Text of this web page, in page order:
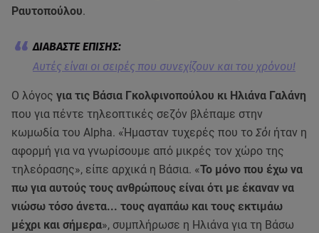
Ραυτοπούλου.
Αυτές είναι οι σειρές που συνεχίζουν και του χρόνου!
Ο λόγος για τις Βάσια Γκολφινοπούλου κι Ηλιάνα Γαλάνη
που για πέντε τηλεοπτικές σεζόν βλέπαμε στην
κωμωδία του Alpha. «Ήμασταν τυχερές που το Σόι ήταν η
αφορμή για να γνωρίσουμε από μικρές τον χώρο της
τηλεόρασης», είπε αρχικά η Βάσια. «Το μόνο που έχω να
πω για αυτούς τους ανθρώπους είναι ότι με έκαναν να
νιώσω τόσο άνετα... τους αγαπάω και τους εκτιμάω
μέχρι και σήμερα», συμπλήρωσε η Ηλιάνα για τη Βάσω